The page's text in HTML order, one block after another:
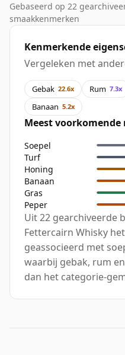
Gebaseerd op 22
smaakkenmerken
Kenmerkende
Vergeleken met
Gebak 22.6x Rum 7.3x
Banaan 5.2x
Meest voorkomende
Soepel
Turf
Honing
Banaan
Gras
Peper
Uit 22 gearchiveerde
Fettercairn Whisky
geassocieerd met
waarbij gebak, rum
dan het categorie-